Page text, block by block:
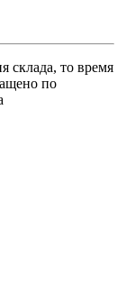
склада, то время
по